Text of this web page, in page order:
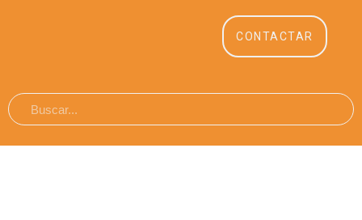
CONTACTAR